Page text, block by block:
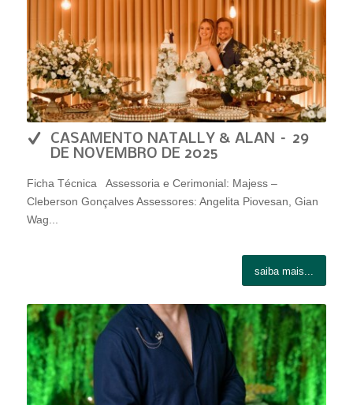
CASAMENTO NATALLY & ALAN – 29
DE NOVEMBRO DE 2025
Ficha Técnica Assessoria e Cerimonial: Majess –
Cleberson Gonçalves Assessores: Angelita Piovesan, Gian
Wag...
saiba mais...